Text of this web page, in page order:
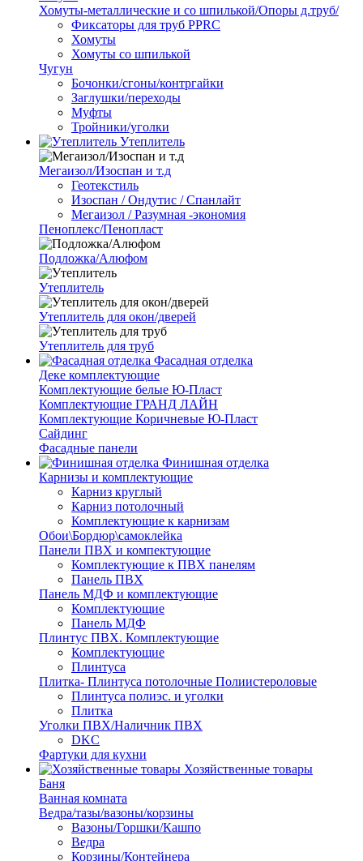
Хомуты-металлические и со шпилькой/Опоры д.труб/
Фиксаторы для труб PPRC
Хомуты
Хомуты со шпилькой
Чугун
Бочонки/сгоны/контргайки
Заглушки/переходы
Муфты
Тройники/уголки
Утеплитель
Мегаизол/Изоспан и т.д
Геотекстиль
Изоспан / Ондутис / Спанлайт
Мегаизол / Разумная -экономия
Пеноплекс/Пенопласт
Подложка/Алюфом
Утеплитель
Утеплитель для окон/дверей
Утеплитель для труб
Фасадная отделка
Деке комплектующие
Комплектующие белые Ю-Пласт
Комплектующие ГРАНД ЛАЙН
Комплектующие Коричневые Ю-Пласт
Сайдинг
Фасадные панели
Финишная отделка
Карнизы и комплектующие
Карниз круглый
Карниз потолочный
Комплектующие к карнизам
Обои\Бордюр\самоклейка
Панели ПВХ и компектующие
Комплектующие к ПВХ панелям
Панель ПВХ
Панель МДФ и комплектующие
Комплектующие
Панель МДФ
Плинтус ПВХ. Комплектующие
Комплектующие
Плинтуса
Плитка- Плинтуса потолочные Полиистероловые
Плинтуса полиэс. и уголки
Плитка
Уголки ПВХ/Наличник ПВХ
DKC
Фартуки для кухни
Хозяйственные товары
Баня
Ванная комната
Ведра/тазы/вазоны/корзины
Вазоны/Горшки/Кашпо
Ведра
Корзины/Контейнера